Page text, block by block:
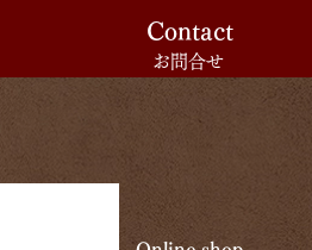
Contact
お問合せ